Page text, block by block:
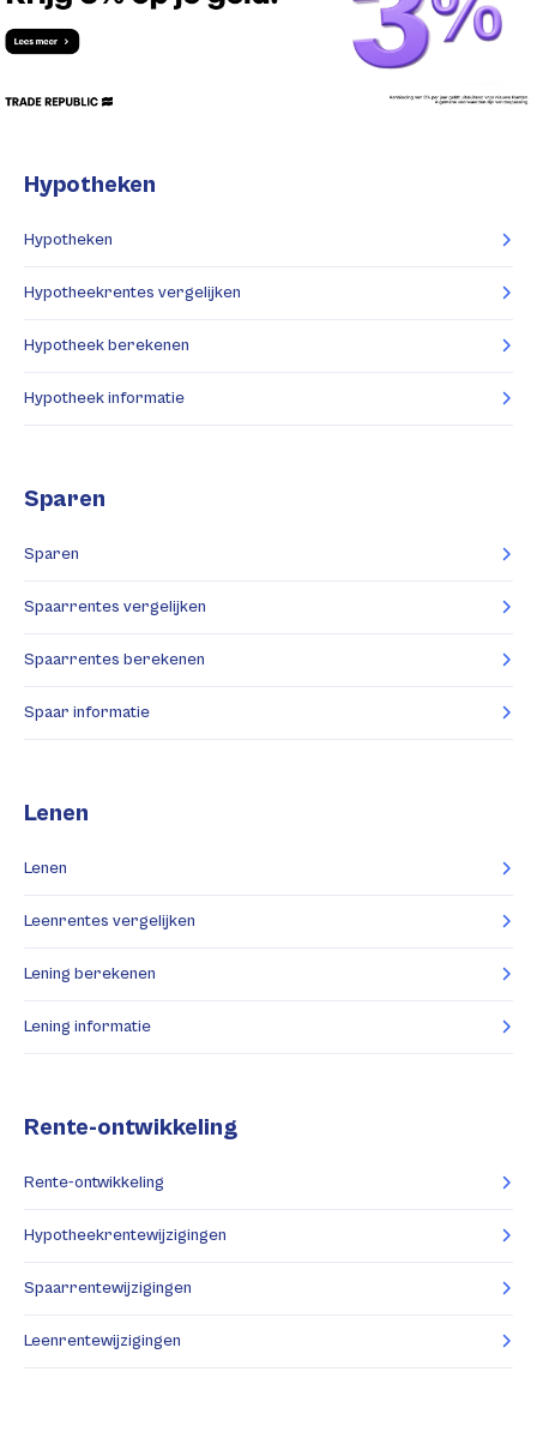
Hypotheken
Hypotheken
Hypotheekrentes vergelijken
Hypotheek berekenen
Hypotheek informatie
Sparen
Sparen
Spaarrentes vergelijken
Spaarrentes berekenen
Spaar informatie
Lenen
Lenen
Leenrentes vergelijken
Lening berekenen
Lening informatie
Rente-ontwikkeling
Rente-ontwikkeling
Hypotheekrentewijzigingen
Spaarrentewijzigingen
Leenrentewijzigingen